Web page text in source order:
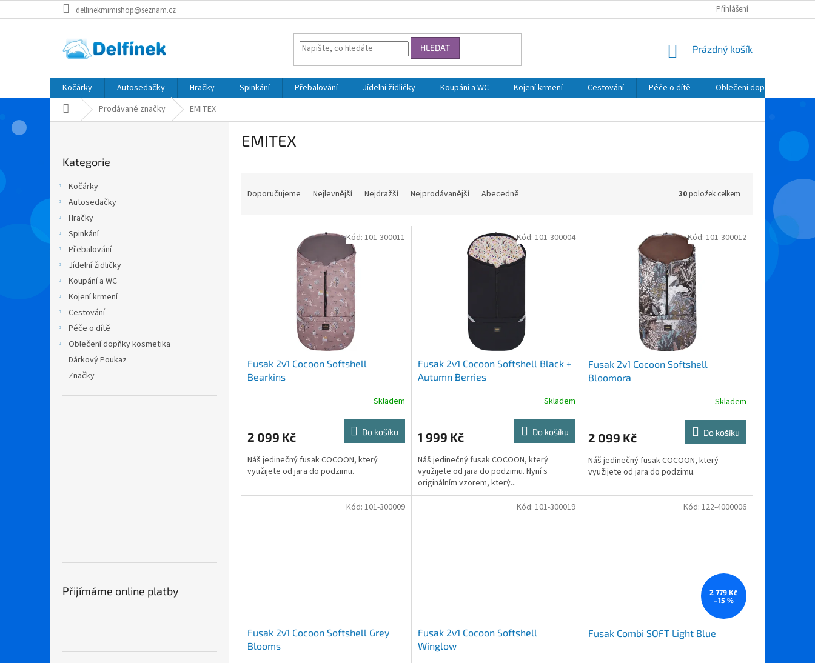
na
delfinekmimishop@seznam.cz Přihlášení
HLEDAT
NÁKUPNÍ
Prázdný košík
Kočárky Autosedačky Hračky Spinkání Přebalování Jídelní židličky Koupání a WC Kojení krmení Cestování Péče o dítě
Oblečení dopňky
Domů Prodávané značky EMITEX
r
p
kategorie
Kategorie
Kočárky
Autosedačky
Hračky
Spinkání
Přebalování
Jídelní židličky
Koupání a WC
Kojení krmení
Cestování
Péče o dítě
Oblečení dopňky kosmetika
Dárkový Poukaz
Značky
Přijímáme online platby
EMITEX
Doporučujeme Nejlevnější Nejdražší Nejprodávanější Abecedně 30položek celkem
Fusak 2v1 Cocoon Softshell
Bearkins
Skladem
2 099 Kč Do košíku
Náš jedinečný fusak COCOON, který
využijete od jara do podzimu.
Kód: 101-300011
Fusak 2v1 Cocoon Softshell Black +
Autumn Berries
Skladem
1 999 Kč Do košíku
Náš jedinečný fusak COCOON, který
využijete od jara do podzimu. Nyní s
originálním vzorem, který...
Kód: 101-300004
Fusak 2v1 Cocoon Softshell
Bloomora
Skladem
2 099 Kč Do košíku
Náš jedinečný fusak COCOON, který
využijete od jara do podzimu.
Kód: 101-300012
Fusak 2v1 Cocoon Softshell Grey
Blooms
Kód: 101-300009
Fusak 2v1 Cocoon Softshell
Winglow
Kód: 101-300019
2 779 Kč
–15 %
Fusak Combi SOFT Light Blue
Kód: 122-4000006